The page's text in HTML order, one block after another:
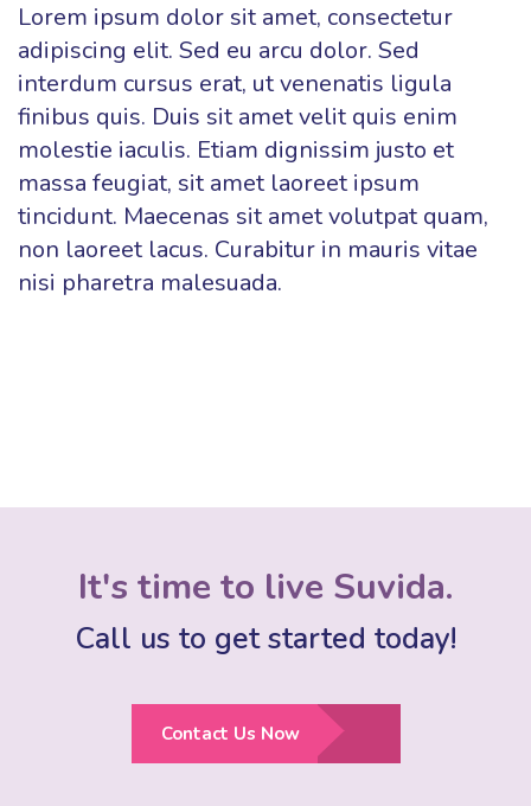
Lorem ipsum dolor sit amet, consectetur
adipiscing elit. Sed eu arcu dolor. Sed
interdum cursus erat, ut venenatis ligula
finibus quis. Duis sit amet velit quis enim
molestie iaculis. Etiam dignissim justo et
massa feugiat, sit amet laoreet ipsum
tincidunt. Maecenas sit amet volutpat quam,
non laoreet lacus. Curabitur in mauris vitae
nisi pharetra malesuada.
It's time to live Suvida.
Call us to get started today!
Contact Us Now